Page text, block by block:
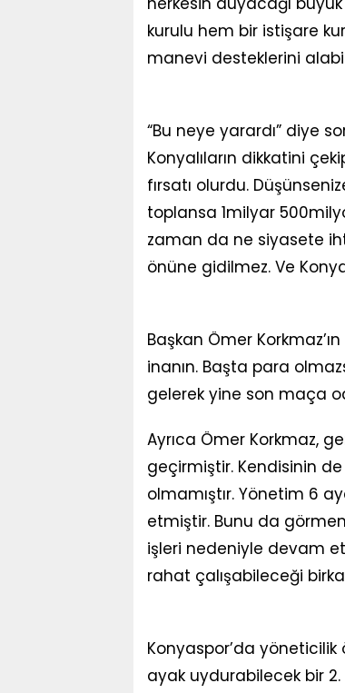
kurulu hem bir istişare
manevi desteklerini
“Bu neye yarardı” diye
Konyalıların dikkatini
fırsatı olurdu.
toplansa 1milyar
zaman da ne siyasete
önüne gidilmez. Ve
Başkan Ömer
inanın. Başta para
gelerek yine son maça
Ayrıca Ömer Korkmaz,
geçirmiştir. Kendisinin
olmamıştır. Yönetim 6
etmiştir. Bunu da
işleri nedeniyle devam
rahat çalışabileceği
Konyaspor’da yöneticilik
ayak uydurabilecek bir